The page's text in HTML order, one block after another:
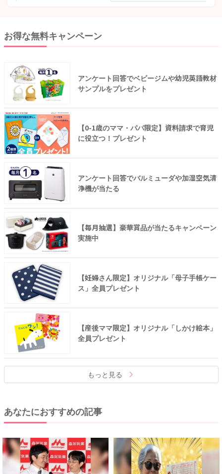
お得な無料キャンペーン
アンケート回答でベビージムや幼児英語教材
サンプルをプレゼント
【0-1歳のママ・パパ限定】資料請求で育児
に役立つ！プレゼント
アンケート回答でバルミューダや加湿空気清
浄機が当たる
【毎月抽選】豪華賞品が当たるキャンペーン
実施中
【妊婦さん限定】オリジナル「母子手帳ケー
ス」全員プレゼント
【産後ママ限定】オリジナル「しかけ絵本」
全員プレゼント
もっと見る
あなたにおすすめの記事